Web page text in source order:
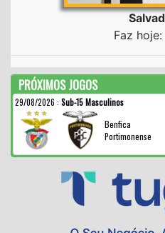
Faz hoje:
PRÓXIMOS JOGOS
29/08/2026 : Sub-15 Masculinos
Benfica
Portimonense